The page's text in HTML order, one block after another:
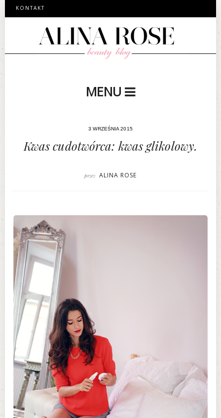
KONTAKT
MENU
3 WRZEŚNIA 2015
Kwas cudotwórca: kwas glikolowy.
przez ALINA ROSE